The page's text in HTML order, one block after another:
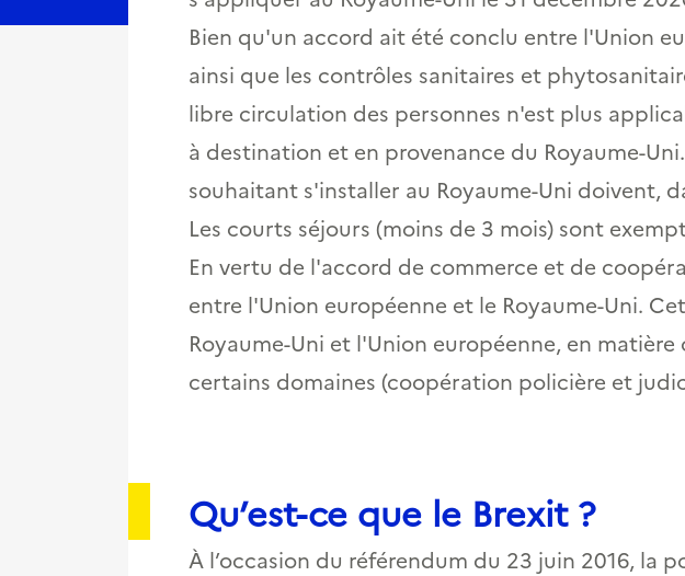
Bien qu'un accord ait été conclu entre l'Union
ainsi que les contrôles sanitaires et
libre circulation des personnes n'est plus
à destination et en provenance du Royaume-
souhaitant s'installer au Royaume-Uni doivent,
Les courts séjours (moins de 3 mois) sont
En vertu de l'accord de commerce et de
entre l'Union européenne et le Royaume-Uni.
Royaume-Uni et l'Union européenne, en
certains domaines (coopération policière et
Qu’est-ce que le Brexit ?
À l’occasion du référendum du 23 juin 2016, la